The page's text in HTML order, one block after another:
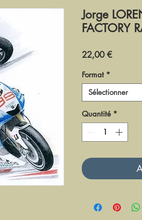
Jorge
FACTORY
22,00 €Prix
Format *
Sélectionner
Quantité *